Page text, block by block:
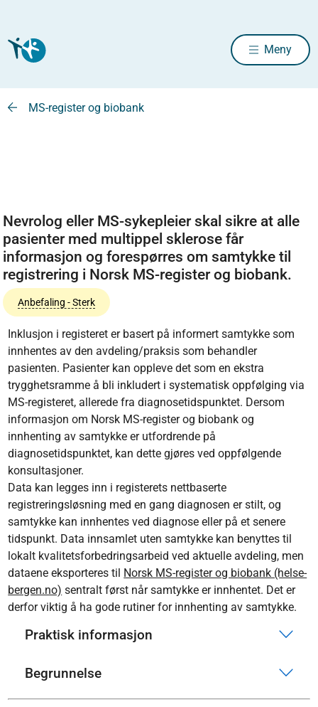
Meny
MS-register og biobank
Nevrolog eller MS-sykepleier skal sikre at alle
pasienter med multippel sklerose får
informasjon og forespørres om samtykke til
registrering i Norsk MS-register og biobank.
Anbefaling - Sterk
Inklusjon i registeret er basert på informert samtykke som
innhentes av den avdeling/praksis som behandler
pasienten. Pasienter kan oppleve det som en ekstra
trygghetsramme å bli inkludert i systematisk oppfølging via
MS-registeret, allerede fra diagnosetidspunktet. Dersom
informasjon om Norsk MS-register og biobank og
innhenting av samtykke er utfordrende på
diagnosetidspunktet, kan dette gjøres ved oppfølgende
konsultasjoner.
Data kan legges inn i registerets nettbaserte
registreringsløsning med en gang diagnosen er stilt, og
samtykke kan innhentes ved diagnose eller på et senere
tidspunkt. Data innsamlet uten samtykke kan benyttes til
lokalt kvalitetsforbedringsarbeid ved aktuelle avdeling, men
dataene eksporteres til Norsk MS-register og biobank (helse-
bergen.no) sentralt først når samtykke er innhentet. Det er
derfor viktig å ha gode rutiner for innhenting av samtykke.
Praktisk informasjon
Begrunnelse